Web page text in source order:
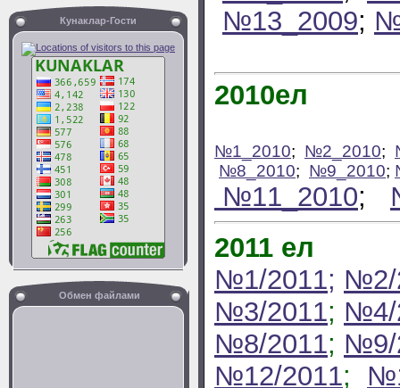
Кунаклар-Гости
Обмен файлами
№13_2009;
2010ел
№1_2010; №2_2010;
№8_2010; №9_2010;
№11_2010;
2011 ел
№1/2011; №2/
№3/2011; №4/
№8/2011; №9/
№12/2011;